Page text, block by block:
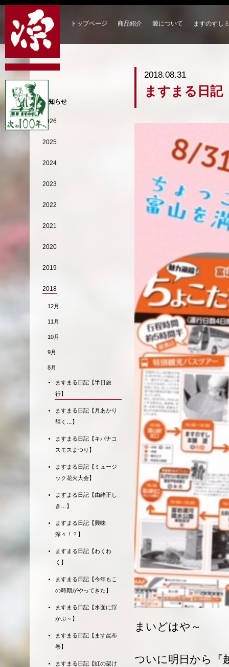
トップページ 商品紹介 源について ますのすし
2018.08.31
ますまる日記
まいどはや～
ついに明日から『
お知らせ
2026
2025
2024
2023
2022
2021
2020
2019
2018
12月
11月
10月
9月
8月
ますまる日記【半日旅
行】
ますまる日記【月あかり
輝く…】
ますまる日記【キバナコ
スモスまつり】
ますまる日記【ミュージ
ック花火大会】
ますまる日記【由緒正し
き…】
ますまる日記【興味
深々！？】
ますまる日記【わくわ
く】
ますまる日記【今年もこ
の時期がやってきた】
ますまる日記【水面に浮
かぶ～】
ますまる日記【ます昆布
巻】
ますまる日記【虹の架け